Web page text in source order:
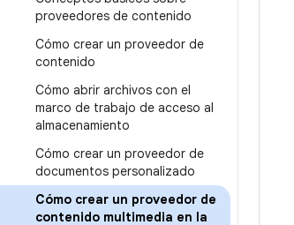
proveedores de contenido
Cómo crear un proveedor de
contenido
Cómo abrir archivos con el
marco de trabajo de acceso al
almacenamiento
Cómo crear un proveedor de
documentos personalizado
Cómo crear un proveedor de
contenido multimedia en la